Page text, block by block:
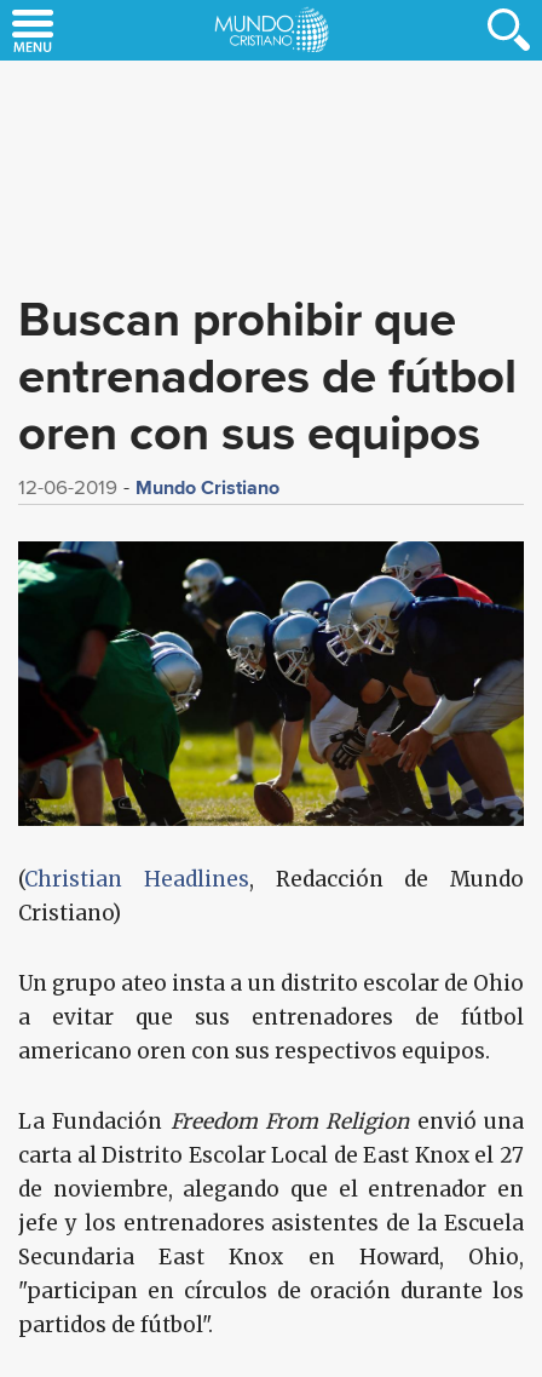
to
Buscan prohibir que
entrenadores de fútbol
oren con sus equipos
12-06-2019 Mundo Cristiano
(Christian Headlines, Redacción de Mundo
Cristiano)
Un grupo ateo insta a un distrito escolar de Ohio
a evitar que sus entrenadores de fútbol
americano oren con sus respectivos equipos.
La Fundación Freedom From Religionenvió una
carta al Distrito Escolar Local de East Knox el 27
de noviembre, alegando que el entrenador en
jefe y los entrenadores asistentes de la Escuela
Secundaria East Knox en Howard, Ohio,
"participan en círculos de oración durante los
partidos de fútbol".